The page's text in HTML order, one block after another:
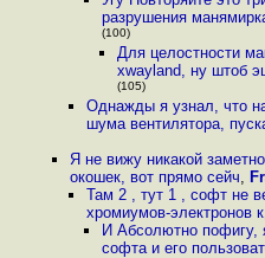
разрушения
(100)
Для целостности
xwayland, ну штоб
(105)
Однажды я узнал, что
шума вентилятора,
Я не вижу никакой
окошек, вот прямо сейч,
Там 2 , тут 1 , софт не
хромиумов-электронов к
И Абсолютно пофигу,
софта и его